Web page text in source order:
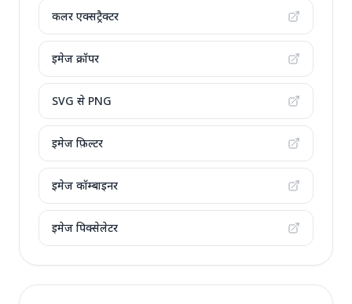
कलर एक्सट्रैक्टर
इमेज क्रॉपर
SVG से PNG
इमेज फ़िल्टर
इमेज कॉम्बाइनर
इमेज पिक्सेलेटर